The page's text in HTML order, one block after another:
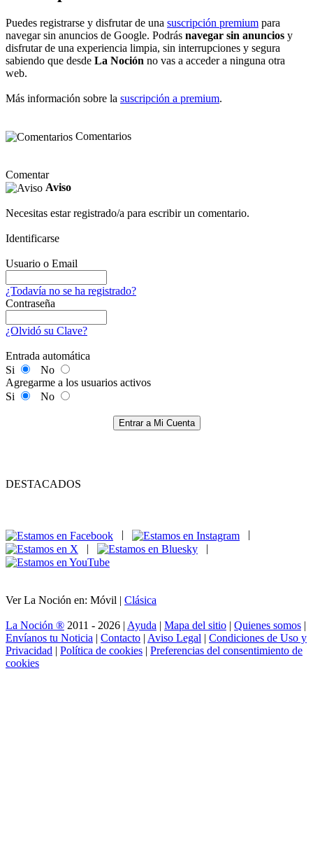
Puedes registrarse y disfrutar de una suscripción premium para
navegar sin anuncios de Google. Podrás navegar sin anuncios y
disfrutar de una experiencia limpia, sin interrupciones y segura
sabiendo que desde La Noción no vas a acceder a ninguna otra
web.
Más información sobre la suscripción a premium.
Comentarios
Comentar
Aviso
Necesitas estar registrado/a para escribir un comentario.
Identificarse
Usuario o Email
¿Todavía no se ha registrado?
Contraseña
¿Olvidó su Clave?
Entrada automática
Si
No
Agregarme a los usuarios activos
Si
No
Entrar a Mi Cuenta
DESTACADOS
|
|
Ver La Noción en: Móvil | Clásica
La Noción ® 2011 - 2026 | Ayuda | Mapa del sitio | Quienes somos |
Envíanos tu Noticia | Contacto | Aviso Legal | Condiciones de Uso y
Privacidad | Política de cookies | Preferencias del consentimiento de
cookies